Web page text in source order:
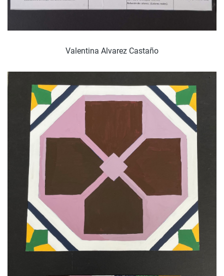
Valentina Alvarez Castaño